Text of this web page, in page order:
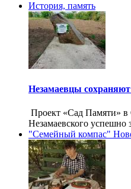
История, память
Незамаевцы
Проект «Сад Памяти»
Незамаевского успешно
"Семейный компас"